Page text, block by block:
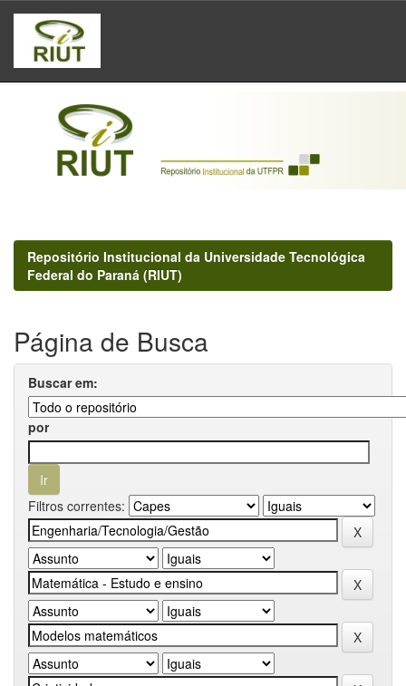
Skip
navigation
Repositório Institucional da Universidade Tecnológica
Federal do Paraná (RIUT)
Página de Busca
Buscar em:
por
Filtros correntes: